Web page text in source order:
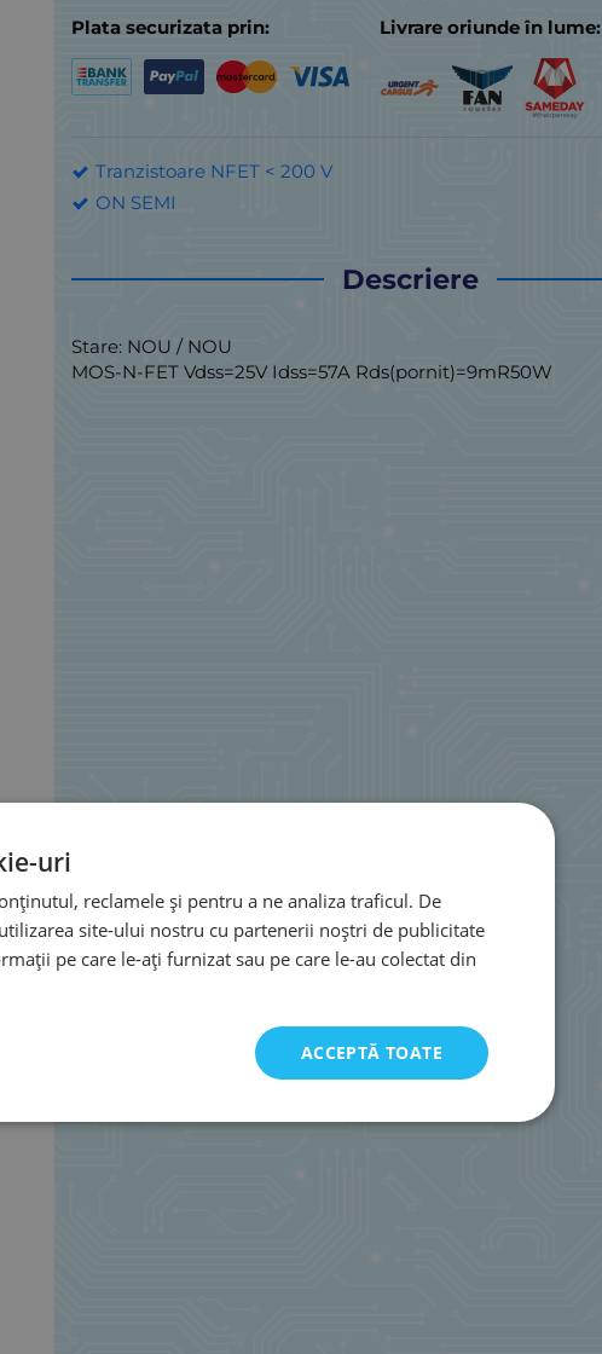
Plata securizata prin: Livrare oriunde în lume:
Tranzistoare NFET < 200 V
ON SEMI
Descriere
Stare: NOU / NOU
MOS-N-FET Vdss=25V Idss=57A Rds(pornit)=9mR50W
uri
reclamele și pentru a ne analiza traficul. De
site-ului nostru cu partenerii noștri de publicitate
pe care le-ați furnizat sau pe care le-au colectat din
ACCEPTĂ TOATE